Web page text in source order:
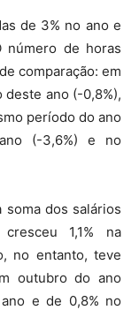
de 3% no ano e
número de horas
comparação: em
ano (-0,8%),
período do ano
(-3,6%) e no
dos salários
1,1% na
no entanto, teve
outubro do ano
e de 0,8% no